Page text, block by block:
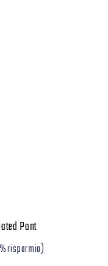
Pant
risparmio)